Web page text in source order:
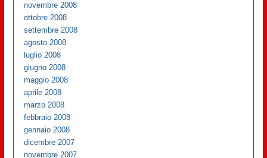
novembre 2008
ottobre 2008
settembre 2008
agosto 2008
luglio 2008
giugno 2008
maggio 2008
aprile 2008
marzo 2008
febbraio 2008
gennaio 2008
dicembre 2007
novembre 2007